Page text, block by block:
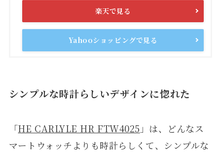
楽天で見る
Yahooショッピングで見る
シンプルな時計らしいデザインに惚れた
「HE CARLYLE HR FTW4025 」は、どんなス
マートウォッチよりも時計らしくて、シンプルな